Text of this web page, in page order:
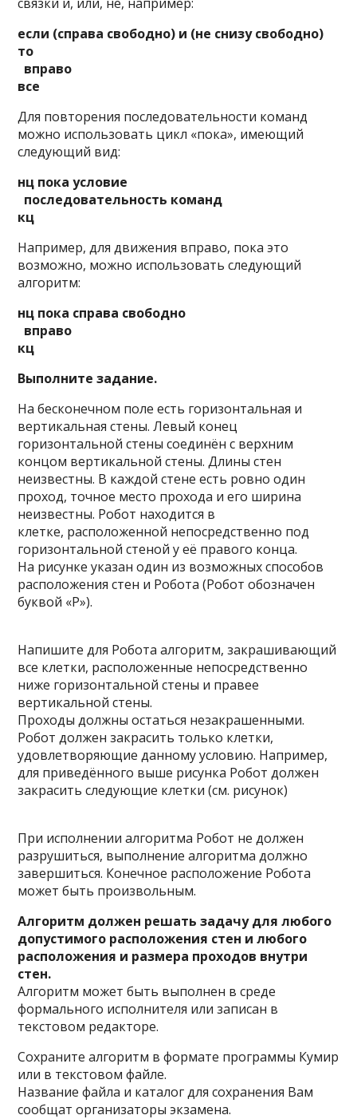
если (справа свободно) и (не снизу свободно)
то
вправо
все
Для повторения последовательности команд
можно использовать цикл «пока», имеющий
следующий вид:
нц пока условие
последовательность команд
кц
Например, для движения вправо, пока это
возможно, можно использовать следующий
алгоритм:
нц пока справа свободно
вправо
кц
Выполните задание.
На бесконечном поле есть горизонтальная и
вертикальная стены. Левый конец
горизонтальной стены соединён с верхним
концом вертикальной стены. Длины стен
неизвестны. В каждой стене есть ровно один
проход, точное место прохода и его ширина
неизвестны. Робот находится в
клетке, расположенной непосредственно под
горизонтальной стеной у её правого конца.
На рисунке указан один из возможных способов
расположения стен и Робота (Робот обозначен
буквой «Р»).
Напишите для Робота алгоритм, закрашивающий
все клетки, расположенные непосредственно
ниже горизонтальной стены и правее
вертикальной стены.
Проходы должны остаться незакрашенными.
Робот должен закрасить только клетки,
удовлетворяющие данному условию. Например,
для приведённого выше рисунка Робот должен
закрасить следующие клетки (см. рисунок)
При исполнении алгоритма Робот не должен
разрушиться, выполнение алгоритма должно
завершиться. Конечное расположение Робота
может быть произвольным.
Алгоритм должен решать задачу для любого
допустимого расположения стен и любого
расположения и размера проходов внутри
стен.
Алгоритм может быть выполнен в среде
формального исполнителя или записан в
текстовом редакторе.
Сохраните алгоритм в формате программы Кумир
или в текстовом файле.
Название файла и каталог для сохранения Вам
сообщат организаторы экзамена.